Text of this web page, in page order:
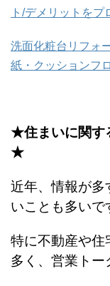
ト/デメリットをプ
洗面化粧台リフォ
紙・クッションフ
★住まいに関す
★
近年、情報が多
いことも多いで
特に不動産や住
多く、営業トー